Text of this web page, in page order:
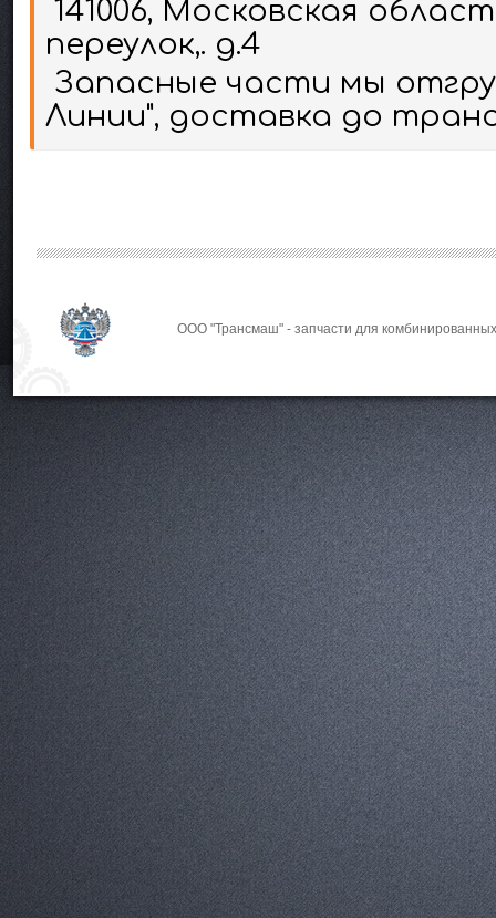
141006, Московская
переулок,. д.4
Запасные части мы
Линии", доставка до
ООО "Трансмаш" - запчасти для